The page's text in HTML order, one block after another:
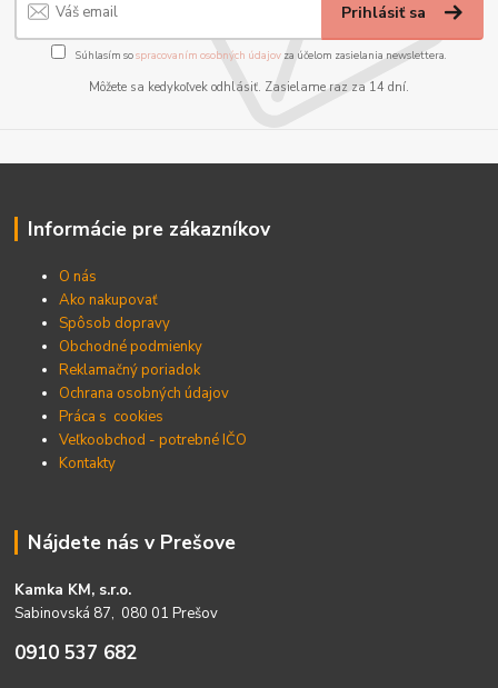
Prihlásiť sa
Súhlasím sospracovaním osobných údajov za účelom zasielania newslettera.
Môžete sa kedykoľvek odhlásiť. Zasielame raz za 14 dní.
Informácie pre zákazníkov
O nás
Ako nakupovať
Spôsob dopravy
Obchodné podmienky
Reklamačný poriadok
Ochrana osobných údajov
Práca s cookies
Veľkoobchod - potrebné IČO
Kontakty
Nájdete nás v Prešove
Kamka KM, s.r.o.
Sabinovská 87, 080 01 Prešov
0910 537 682